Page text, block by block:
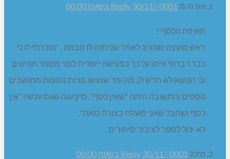
אורח/ת Reply 30/11/-0001 בשעה 00:00
מאיפה הכסף ?
ראש מועצה שמגיב לאחר שניתנה לו הבמה , “הזכרתי לו כי
כבר דברתי איתו על כך בפגישה ייעודית לפני מספר חודשים
וכי הנושא לא חדש לו, מה עוד שנעשו פניות נוספות מתושבים
נוספים והתשובה היתה “שאין כסף”. סיון ענה שגם עכשיו “אין
כסף ושחבל שאני פועלת בצורה כזאת”.
לא יכול לספר לציבור סיפורים .
מיכל Reply 30/11/-0001 בשעה 00:00